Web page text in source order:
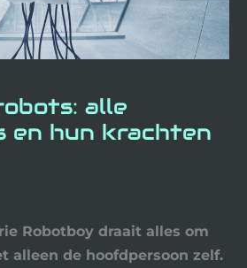
alle
en hun krachten
Robotboy draait alles om
alleen de hoofdpersoon zelf.